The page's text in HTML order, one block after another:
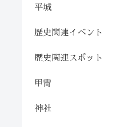
平城
歴史関連イベント
歴史関連スポット
甲冑
神社